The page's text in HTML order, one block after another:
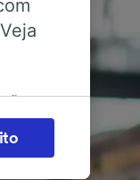
para